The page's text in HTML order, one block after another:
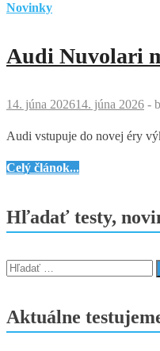
Novinky
Audi Nuvolari
14. júna 202614. júna 2026 -
Audi vstupuje do novej éry
Audi
na
budúcnosti.
Hybridný
ponúkne
Celý článok...
Hľadať testy,
Hľadať:
Aktuálne